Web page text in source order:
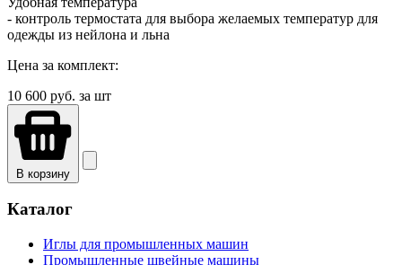
- контроль термостата для выбора желаемых температур для
одежды из нейлона и льна
Цена за комплект:
10 600 руб. за шт
В корзину
Каталог
Иглы для промышленных машин
Промышленные швейные машины